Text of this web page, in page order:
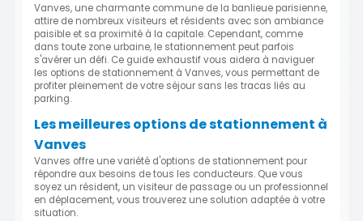
Vanves, une charmante commune de la banlieue parisienne,
attire de nombreux visiteurs et résidents avec son ambiance
paisible et sa proximité à la capitale. Cependant, comme
dans toute zone urbaine, le stationnement peut parfois
s'avérer un défi. Ce guide exhaustif vous aidera à naviguer
les options de stationnement à Vanves, vous permettant de
profiter pleinement de votre séjour sans les tracas liés au
parking.
Les meilleures options de stationnement à
Vanves
Vanves offre une variété d'options de stationnement pour
répondre aux besoins de tous les conducteurs. Que vous
soyez un résident, un visiteur de passage ou un professionnel
en déplacement, vous trouverez une solution adaptée à votre
situation.